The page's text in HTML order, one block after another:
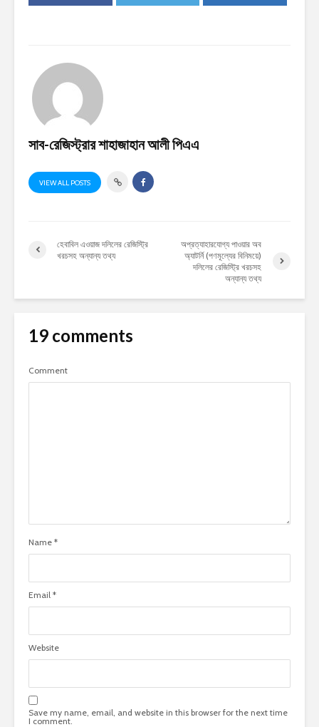
সাব-রেজিস্ট্রার শাহাজাহান আলী পিএএ
VIEW ALL POSTS
হেবাবিল এওয়াজ দলিলের রেজিস্ট্রি
খরচসহ অন্যান্য তথ্য
অপ্রত্যাহারযোগ্য পাওয়ার অব
অ্যাটর্নি (পণমূল্যের বিনিময়ে)
দলিলের রেজিস্ট্রি খরচসহ
অন্যান্য তথ্য
19 comments
Comment
Name *
Email *
Website
Save my name, email, and website in this browser for the next time
I comment.